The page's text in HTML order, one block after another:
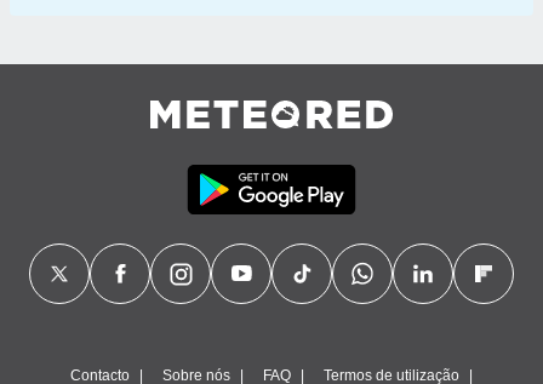
Contacto Sobre nós FAQ Termos de utilização